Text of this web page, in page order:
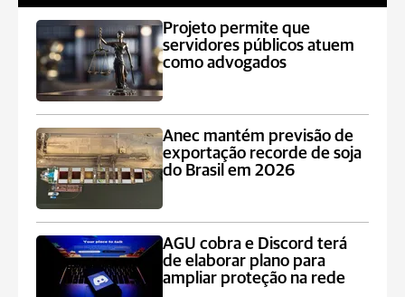
Projeto permite que
servidores públicos atuem
como advogados
Anec mantém previsão de
exportação recorde de soja
do Brasil em 2026
AGU cobra e Discord terá
de elaborar plano para
ampliar proteção na rede